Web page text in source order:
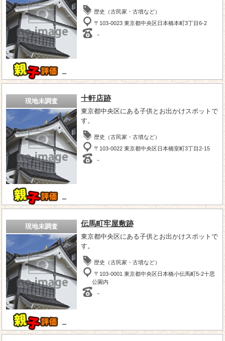
－
歴史（古民家・古墳など）
〒103-0023 東京都中央区日本橋本町3丁目6-2
－
現地未調査
－
十軒店跡
東京都中央区にある子供とお出かけスポットで
す。
歴史（古民家・古墳など）
〒103-0022 東京都中央区日本橋室町3丁目2-15
－
現地未調査
－
伝馬町牢屋敷跡
東京都中央区にある子供とお出かけスポットで
す。
歴史（古民家・古墳など）
〒103-0001 東京都中央区日本橋小伝馬町5-2十思
公園内
－